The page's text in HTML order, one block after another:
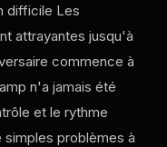
difficile Les
attrayantes jusqu'à
commence à
n'a jamais été
et le rythme
problèmes à